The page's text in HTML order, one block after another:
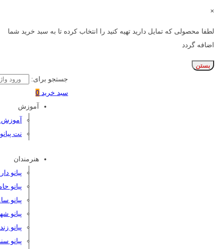
×
لطفا محصولی که تمایل دارید تهیه کنید را انتخاب کرده تا به سبد خرید شما
اضافه گردد
بستن
جستجو برای:
سبد خرید 0
آموزش
آموزش
نت پیانو
هنرمندان
پیانو
پیانو
پیانو
پیانو
پیانو
پیانو